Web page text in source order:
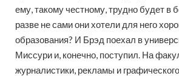
ему, такому честному, трудно будет в
разве не сами они хотели для него
образования? И Брэд поехал в
Миссури и, конечно, поступил. На
журналистики, рекламы и